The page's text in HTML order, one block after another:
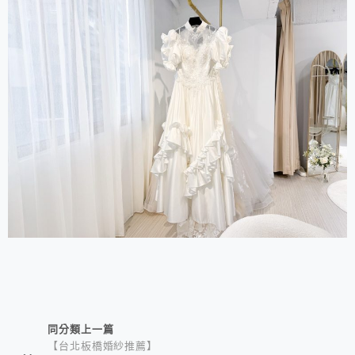
相連文章同分類上一篇
【台北板橋婚紗推薦】